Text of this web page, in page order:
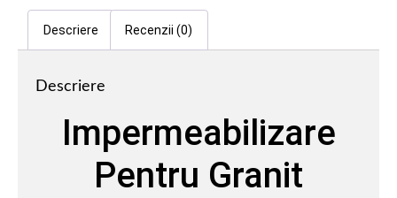
Descriere Recenzii (0)
Descriere
Impermeabilizare
Pentru Granit